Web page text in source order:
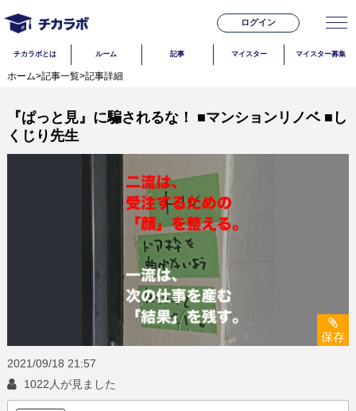
ログイン
チカラボとは ルーム 記事 マイスター マイスター募集
ホーム>記事一覧>記事詳細
『ぱっと見』に騙されるな！ ■マンションリノベ ■し
くじり先生
保存
2021/09/18 21:57
1022人が見ました